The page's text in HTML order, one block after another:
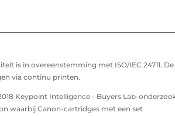
is in overeenstemming met ISO/IEC 24711. De
via continu printen.
Keypoint Intelligence - Buyers Lab-
waarbij Canon-cartridges met een set